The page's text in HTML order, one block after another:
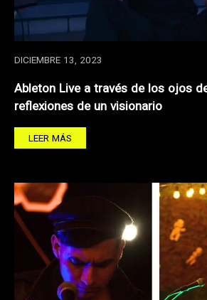
DICIEMBRE 13, 2023
Ableton Live a través de los ojos
reflexiones de un visionario
LEER MÁS